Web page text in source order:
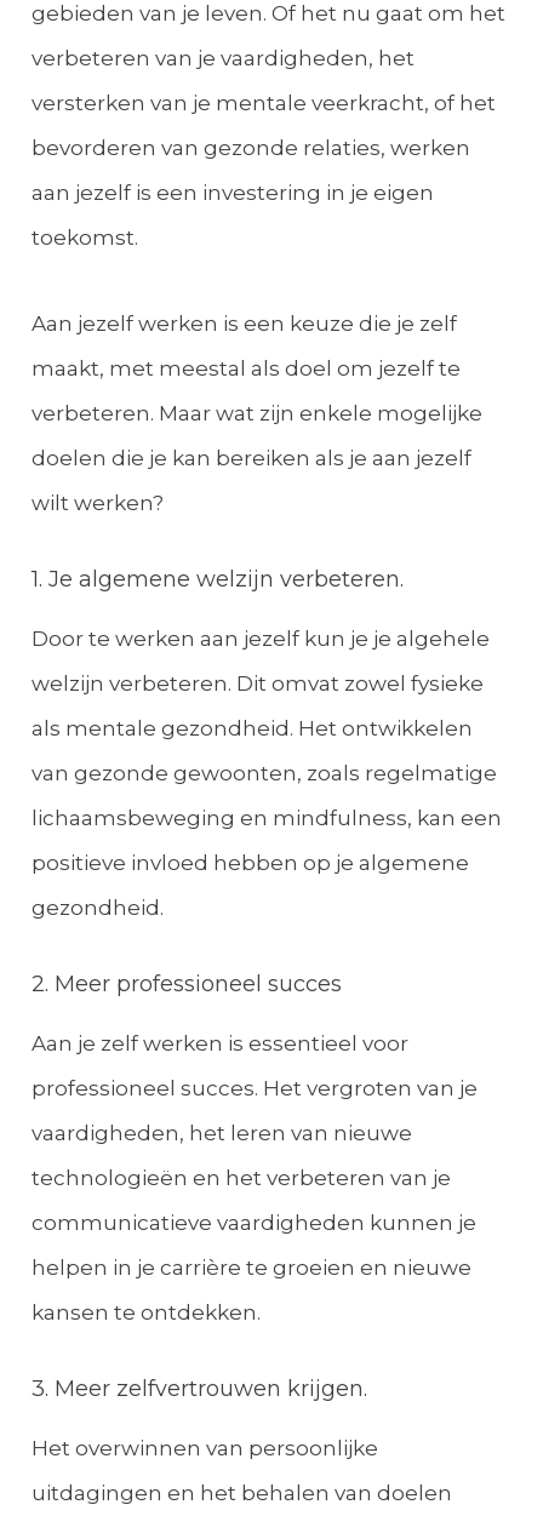
gebieden van je leven. Of het nu gaat om het
verbeteren van je vaardigheden, het
versterken van je mentale veerkracht, of het
bevorderen van gezonde relaties, werken
aan jezelf is een investering in je eigen
toekomst.
Aan jezelf werken is een keuze die je zelf
maakt, met meestal als doel om jezelf te
verbeteren. Maar wat zijn enkele mogelijke
doelen die je kan bereiken als je aan jezelf
wilt werken?
1. Je algemene welzijn verbeteren.
Door te werken aan jezelf kun je je algehele
welzijn verbeteren. Dit omvat zowel fysieke
als mentale gezondheid. Het ontwikkelen
van gezonde gewoonten, zoals regelmatige
lichaamsbeweging en mindfulness, kan een
positieve invloed hebben op je algemene
gezondheid.
2. Meer professioneel succes
Aan je zelf werken is essentieel voor
professioneel succes. Het vergroten van je
vaardigheden, het leren van nieuwe
technologieën en het verbeteren van je
communicatieve vaardigheden kunnen je
helpen in je carrière te groeien en nieuwe
kansen te ontdekken.
3. Meer zelfvertrouwen krijgen.
Het overwinnen van persoonlijke
uitdagingen en het behalen van doelen